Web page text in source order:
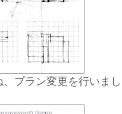
プラン変更を行いま